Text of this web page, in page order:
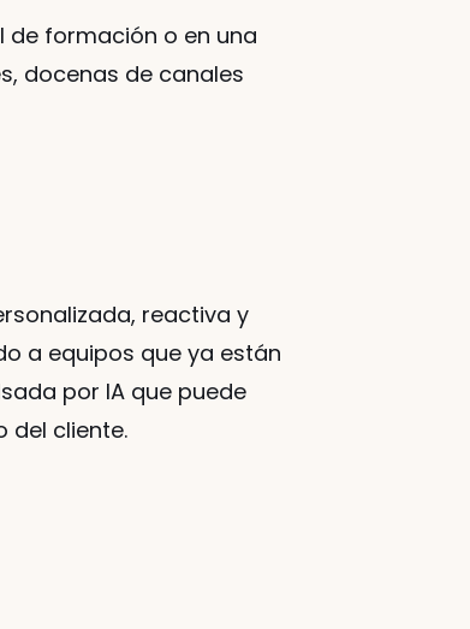
de formación o en una
docenas de canales
reactiva y
a equipos que ya están
por IA que puede
del cliente.